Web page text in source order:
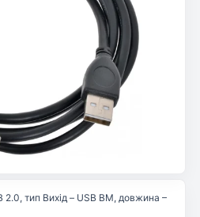
2.0, тип Вихід – USB BM, довжина –